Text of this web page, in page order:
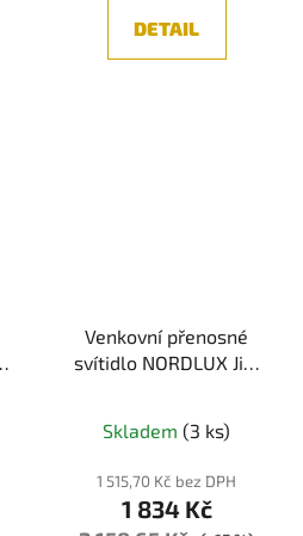
DETAIL
Venkovní přenosné
svítidlo NORDLUX Jim
Skladem (3 ks)
1 515,70 Kč bez DPH
1 834 Kč